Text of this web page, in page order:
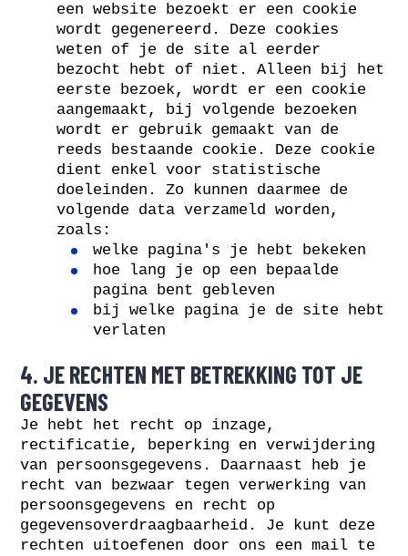
een website bezoekt er een cookie
wordt gegenereerd. Deze cookies
weten of je de site al eerder
bezocht hebt of niet. Alleen bij het
eerste bezoek, wordt er een cookie
aangemaakt, bij volgende bezoeken
wordt er gebruik gemaakt van de
reeds bestaande cookie. Deze cookie
dient enkel voor statistische
doeleinden. Zo kunnen daarmee de
volgende data verzameld worden,
zoals:
welke pagina's je hebt bekeken
hoe lang je op een bepaalde
pagina bent gebleven
bij welke pagina je de site hebt
verlaten
4. JE RECHTEN MET BETREKKING TOT JE
GEGEVENS
Je hebt het recht op inzage,
rectificatie, beperking en verwijdering
van persoonsgegevens. Daarnaast heb je
recht van bezwaar tegen verwerking van
persoonsgegevens en recht op
gegevensoverdraagbaarheid. Je kunt deze
rechten uitoefenen door ons een mail te